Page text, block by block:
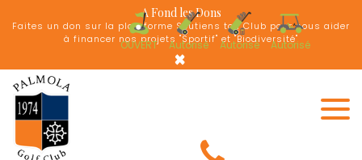
A Fond les Dons
Faites un don sur la plateforme Soutiens ton Club pour nous aider
à financer nos projets "Sportif" et "Biodiversité"
×
OUVERT Autorisé Autorisé Autorisé
Panneau de gestion des cookies